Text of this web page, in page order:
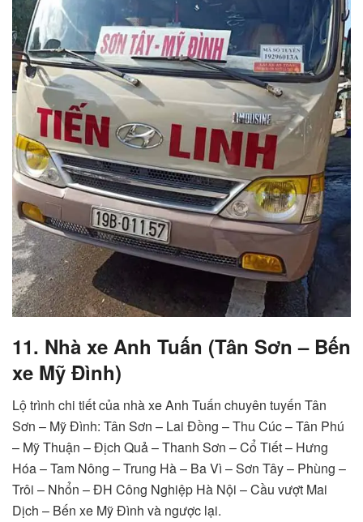
11. Nhà xe Anh Tuấn (Tân Sơn – Bến
xe Mỹ Đình)
Lộ trình chi tiết của nhà xe Anh Tuấn chuyên tuyến Tân
Sơn – Mỹ Đình: Tân Sơn – Lai Đồng – Thu Cúc – Tân Phú
– Mỹ Thuận – Địch Quả – Thanh Sơn – Cổ Tiết – Hưng
Hóa – Tam Nông – Trung Hà – Ba Vì – Sơn Tây – Phùng –
Trôi – Nhổn – ĐH Công Nghiệp Hà Nội – Cầu vượt Mai
Dịch – Bến xe Mỹ Đình và ngược lại.